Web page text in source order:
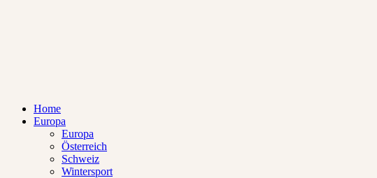
Home
Europa
Europa
Österreich
Schweiz
Wintersport